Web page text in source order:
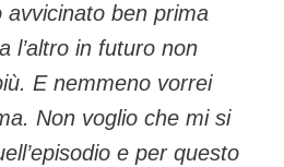
avvicinato ben prima
l’altro in futuro non
E nemmeno vorrei
Non voglio che mi si
e per questo